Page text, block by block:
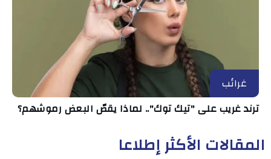
غرائب
ترند غريب على "تيك توك".. لماذا يقصّ البعض رموشهم؟
المقالات الأكثر إطلاعا